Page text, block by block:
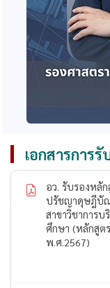
เอกสารการ
อว. รับรองหลั
ปรัชญาดุษฎีบั
สาขาวิชาการบ
ศึกษา (หลักสูต
พ.ศ.2567)